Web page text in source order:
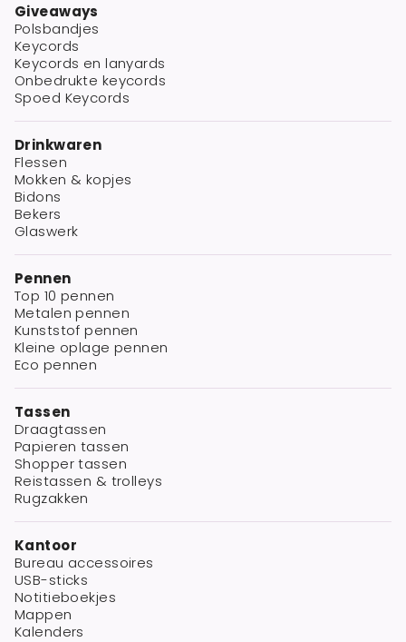
Giveaways
Polsbandjes
Keycords
Keycords en lanyards
Onbedrukte keycords
Spoed Keycords
Drinkwaren
Flessen
Mokken & kopjes
Bidons
Bekers
Glaswerk
Pennen
Top 10 pennen
Metalen pennen
Kunststof pennen
Kleine oplage pennen
Eco pennen
Tassen
Draagtassen
Papieren tassen
Shopper tassen
Reistassen & trolleys
Rugzakken
Kantoor
Bureau accessoires
USB-sticks
Notitieboekjes
Mappen
Kalenders